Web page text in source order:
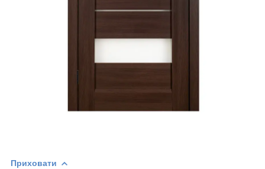
Приховати